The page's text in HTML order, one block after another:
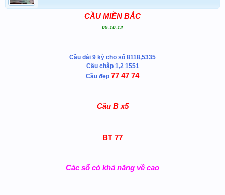
CẦU MIỀN BẮC
05-10-12
Cầu dài 9 kỳ cho số 8118,5335
Cầu chập 1,21551
Cầu đẹp 77 47 74
Cầu B x5
BT 77
Các số có khả năng về cao